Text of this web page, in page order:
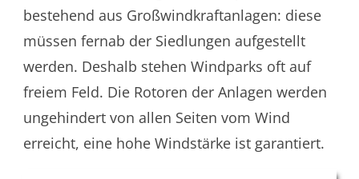
bestehend aus Großwindkraftanlagen: diese
müssen fernab der Siedlungen aufgestellt
werden. Deshalb stehen Windparks oft auf
freiem Feld. Die Rotoren der Anlagen werden
ungehindert von allen Seiten vom Wind
erreicht, eine hohe Windstärke ist garantiert.